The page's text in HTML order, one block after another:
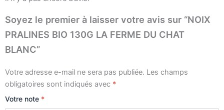
Soyez le premier à laisser votre avis sur “NOIX
PRALINES BIO 130G LA FERME DU CHAT
BLANC”
Votre adresse e-mail ne sera pas publiée. Les champs
obligatoires sont indiqués avec *
Votre note *